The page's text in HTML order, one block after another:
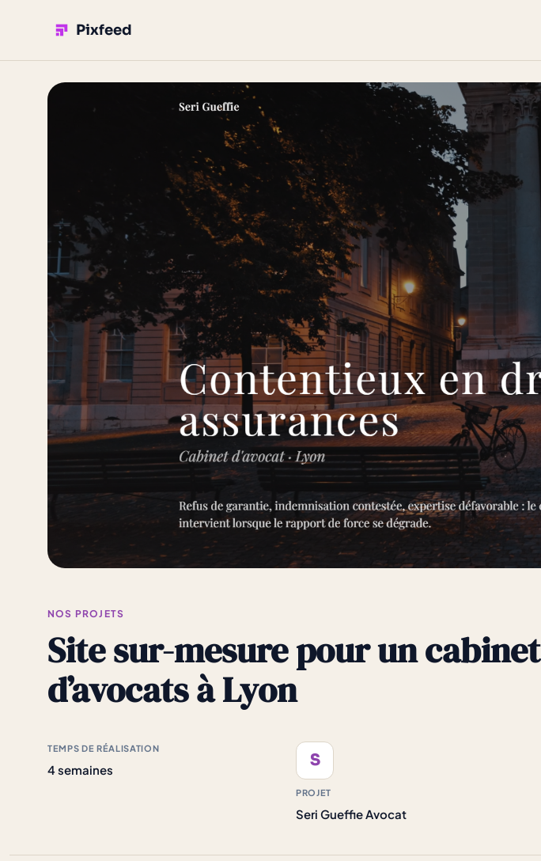
Pixfeed
NOS PROJETS
Site sur-mesure pour un cabinet
d’avocats à Lyon
TEMPS DE RÉALISATION
4 semaines S
PROJET
Seri Gueffie Avocat